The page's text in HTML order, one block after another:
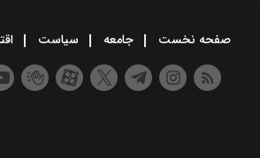
صفحه نخست جامعه سیاست